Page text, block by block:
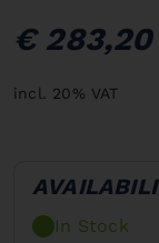
€ 283,20
incl. 20% VAT
In Stock